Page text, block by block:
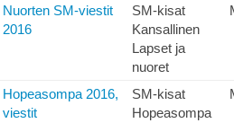
Nuorten SM-viestit
2016
SM-kisat
Kansallinen
Lapset ja
nuoret
Hopeasompa 2016,
viestit
SM-kisat
Hopeasompa